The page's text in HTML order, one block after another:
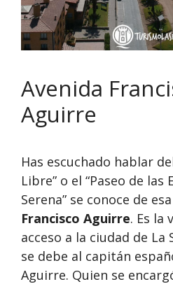
Avenida
Aguirre
Has escuchado hablar
Libre” o el “Paseo de las
Serena” se conoce de
Francisco Aguirre. Es la
acceso a la ciudad de La
se debe al capitán
Aguirre. Quien se